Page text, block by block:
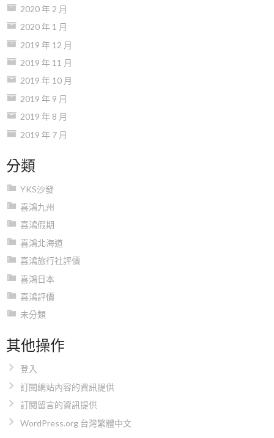
2020 年 2 月
2020 年 1 月
2019 年 12 月
2019 年 11 月
2019 年 10 月
2019 年 9 月
2019 年 8 月
2019 年 7 月
分類
YKS沙發
喜鴻九州
喜鴻假期
喜鴻北海道
喜鴻旅行社評價
喜鴻日本
喜鴻評價
未分類
其他操作
登入
訂閱網站內容的資訊提供
訂閱留言的資訊提供
WordPress.org 台灣繁體中文